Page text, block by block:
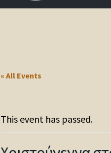
« All Events
This event has passed.